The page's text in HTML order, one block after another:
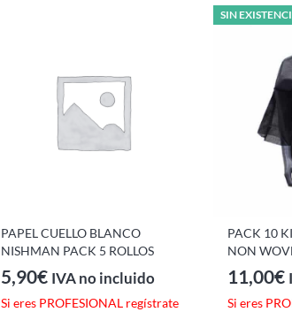
PAPEL CUELLO BLANCO
NISHMAN PACK 5 ROLLOS
5,90€ IVA no incluido
Si eres PROFESIONAL regístrate
SIN
PACK 10
NON
11,00€
Si eres